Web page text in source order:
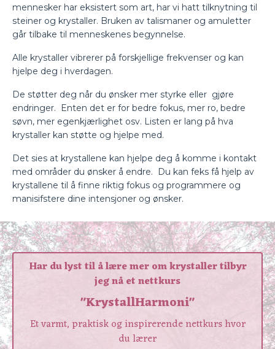
mennesker har eksistert som art, har vi hatt tilknytning til
steiner og krystaller. Bruken av talismaner og amuletter
går tilbake til menneskenes begynnelse.
Alle krystaller vibrerer på forskjellige frekvenser og kan
hjelpe deg i hverdagen.
De støtter deg når du ønsker mer styrke eller gjøre
endringer. Enten det er for bedre fokus, mer ro, bedre
søvn, mer egenkjærlighet osv. Listen er lang på hva
krystaller kan støtte og hjelpe med.
Det sies at krystallene kan hjelpe deg å komme i kontakt
med områder du ønsker å endre. Du kan feks få hjelp av
krystallene til å finne riktig fokus og programmere og
manisifstere dine intensjoner og ønsker.
Har du lyst til å lære mer om krystaller tilbyr
jeg nå et nettkurs
"KrystallHarmoni"
Et varmt, praktisk og inspirerende nettkurs hvor
du lærer